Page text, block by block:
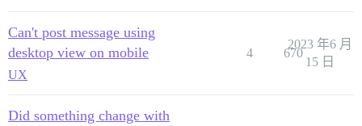
Can't post message using
desktop view on mobile
UX
4 670
2023 年6 月
15 日
Did something change with